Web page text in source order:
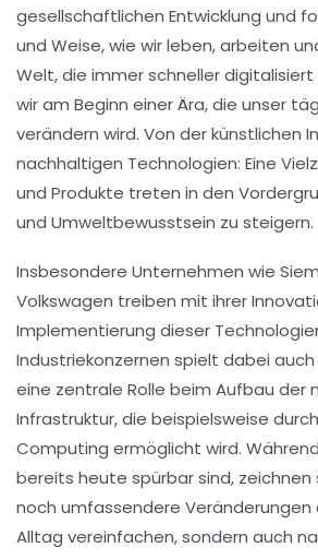
gesellschaftlichen Entwicklung und
und Weise, wie wir leben, arbeiten
Welt, die immer schneller
wir am Beginn einer Ära, die unser
verändern wird. Von der künstlichen
nachhaltigen Technologien: Eine
und Produkte treten in den
und Umweltbewusstsein zu steigern.
Insbesondere Unternehmen wie
Volkswagen treiben mit ihrer
Implementierung dieser
Industriekonzernen spielt dabei
eine zentrale Rolle beim Aufbau der
Infrastruktur, die beispielsweise
Computing ermöglicht wird.
bereits heute spürbar sind,
noch umfassendere Veränderungen
Alltag vereinfachen, sondern auch